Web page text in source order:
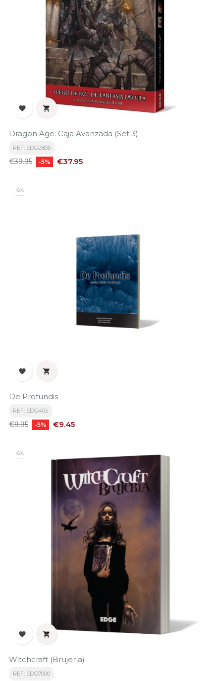
 
Dragon Age: Caja Avanzada (Set 3)
REF: EDG2805
Regular
€39.95 -5% Price
€37.95
-5%
 
De Profundis
REF: EDG405
Regular
€9.95 -5% Price
€9.45
-5%
 
Witchcraft (Brujería)
REF: EDG7000